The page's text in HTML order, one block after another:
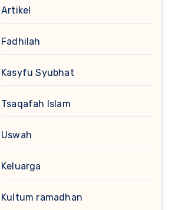
Artikel
Fadhilah
Kasyfu Syubhat
Tsaqafah Islam
Uswah
Keluarga
Kultum ramadhan